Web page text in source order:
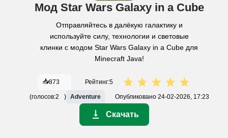
Мод Star Wars Galaxy in a Cube
Отправляйтесь в далёкую галактику и
используйте силу, технологии и световые
клинки с модом Star Wars Galaxy in a Cube для
Minecraft Java!
📥873 Рейтинг:5
(голосов:2 ) Adventure Опубликовано 24-02-2026, 17:23
Скачать